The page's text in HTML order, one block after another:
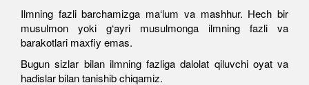
Ilmning fazli barchamizga ma‘lum va mashhur. Hech bir
musulmon yoki g‘ayri musulmonga ilmning fazli va
barakotlari maxfiy emas.
Bugun sizlar bilan ilmning fazliga dalolat qiluvchi oyat va
hadislar bilan tanishib chiqamiz.